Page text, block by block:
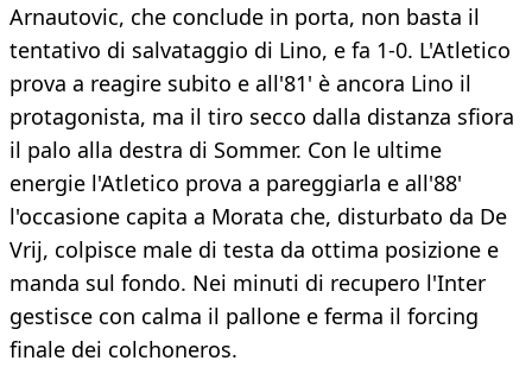
Arnautovic, che conclude in porta, non basta il
tentativo di salvataggio di Lino, e fa 1-0. L'Atletico
prova a reagire subito e all'81' è ancora Lino il
protagonista, ma il tiro secco dalla distanza sfiora
il palo alla destra di Sommer. Con le ultime
energie l'Atletico prova a pareggiarla e all'88'
l'occasione capita a Morata che, disturbato da De
Vrij, colpisce male di testa da ottima posizione e
manda sul fondo. Nei minuti di recupero l'Inter
gestisce con calma il pallone e ferma il forcing
finale dei colchoneros.